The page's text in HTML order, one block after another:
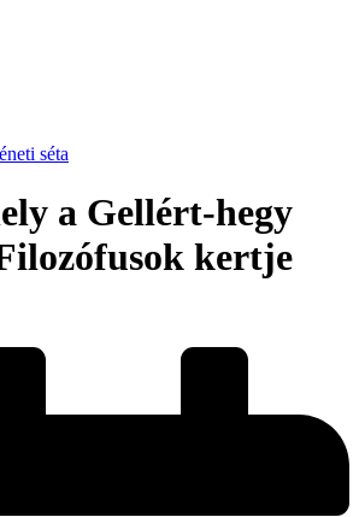
séta
a Gellért-hegy
kertje